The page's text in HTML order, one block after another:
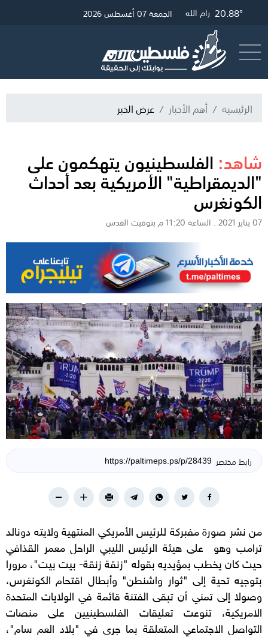
26.04° غزة 21.12° القدس 20.88° رام الله 19.97° الخليل الجمعة 07 أغسطس 2026
الرئيسية أهم الأخبار عرض الخبر
شاهد: الفلسطينيون يتهكمون على
"الديمقراطية" الأمريكية بعد أحداث
الكونغرس
07 يناير 2021 . الساعة 11:20 م بتوقيت القدس
رابط مختصر
من نشر صورة مفبركة للرئيس الأمريكي المنتهية ولايته دونالد
ترامب وهو على هيئة الرئيس الليبي الراحل معمر القذافي
حيث كان يخطب بمؤيديه بقوله "زنقة زنقة- بيت بيت"، مرورا
بتوجيه تحية إلى "ثوار واشنطن" وأبطال اقتحام الكونغرس،
وصولا إلى تمني أن تبقى الفتنة قائمة في الولايات المتحدة
الامريكية، تنوعت تعليقات الفلسطينيين على منصات
التواصل الاجتماعي المتعلقة بما جرى في "بلاد العم سام"،